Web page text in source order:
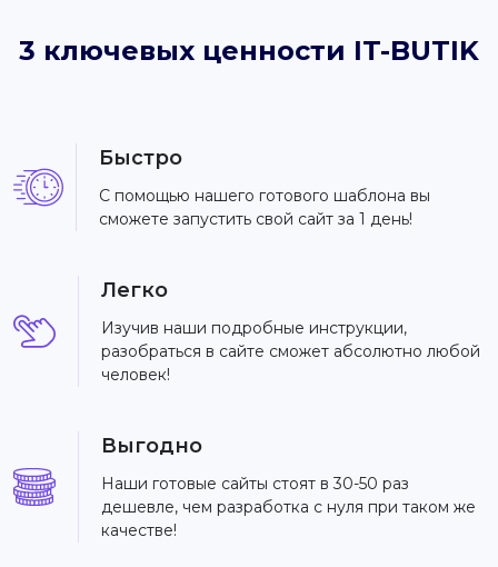
3 ключевых ценности IT-BUTIK
Быстро
С помощью нашего готового шаблона вы
сможете запустить свой сайт за 1 день!
Легко
Изучив наши подробные инструкции,
разобраться в сайте сможет абсолютно любой
человек!
Выгодно
Наши готовые сайты стоят в 30-50 раз
дешевле, чем разработка с нуля при таком же
качестве!